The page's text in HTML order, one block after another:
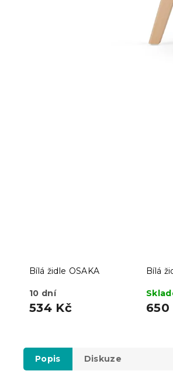
Bílá židle OSAKA
10 dní
534 Kč
Bílá
650
Popis Diskuze